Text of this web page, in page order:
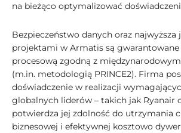
na bieżąco optymalizować
Bezpieczeństwo danych oraz najwyższa
projektami w Armatis są gwarantowane
procesową zgodną z
(m.in. metodologią PRINCE2). Firma
doświadczenie w realizacji
globalnych liderów – takich jak Ryanair
potwierdza jej zdolność do utrzymania
biznesowej i efektywnej kosztowo